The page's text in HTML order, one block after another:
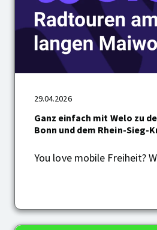
29.04.2026
Ganz einfach mit Welo zu
Bonn und dem Rhein-Sieg-
You love mobile Freiheit?
Ganz
zu
den
in
Bonn
Sieg-
Kreis